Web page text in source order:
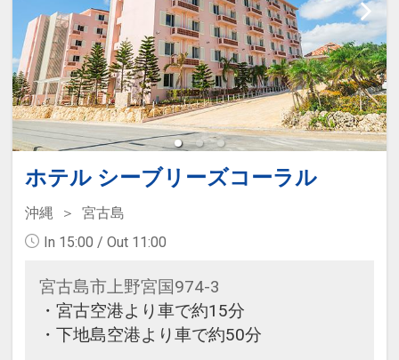
分、下地島空港より車で約30分
【駐車場料金】無料
【チェックイン・アウト】14：
00/11：00
【ホテルお部屋のご案内】
ご予約時、新館/本館の設備・定員に
ご注意ください。
■本館はバス・トイレなしの和室に
室のご予約が可能です。
■洋室のバス・トイレ付をご希望の
お客様は新館をご選択ください。1
名1室～2名1室のご予約が可能で
す。
ホテル シーブリーズコーラル
沖縄
宮古島
In 15:00 / Out 11:00
宮古島市上野宮国974-3
・宮古空港より車で約15分
・下地島空港より車で約50分